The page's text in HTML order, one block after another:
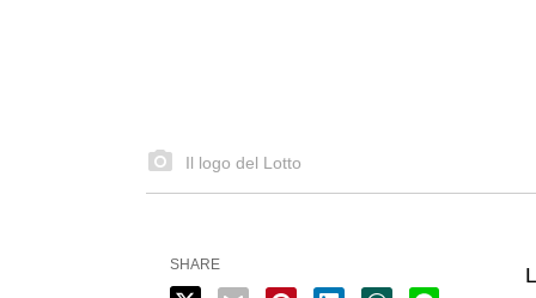
Il logo del Lotto
SHARE